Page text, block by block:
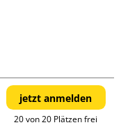
jetzt anmelden
20 von 20 Plätzen frei